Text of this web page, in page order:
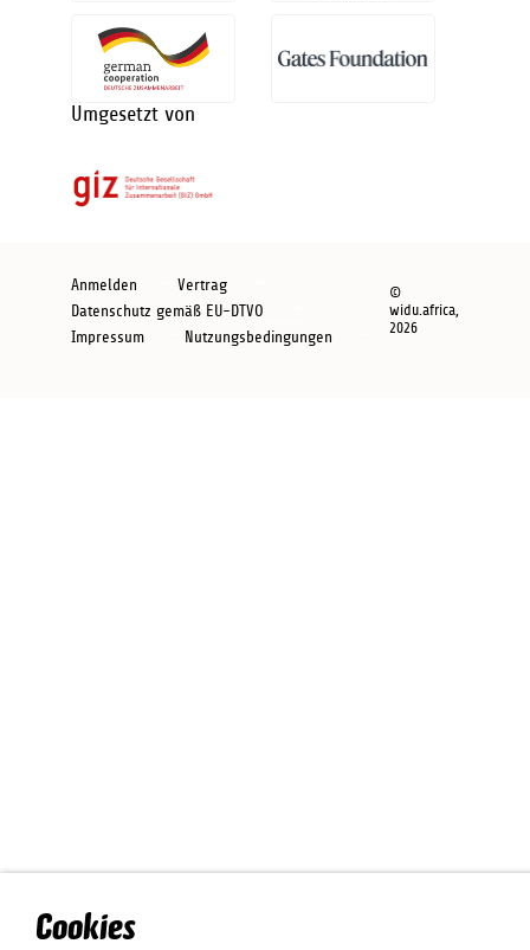
Umgesetzt von
Footer
new
Anmelden
Vertrag
Datenschutz gemäß EU-DTVO
Impressum
Nutzungsbedingungen
©
widu.africa,
2026
Cookies